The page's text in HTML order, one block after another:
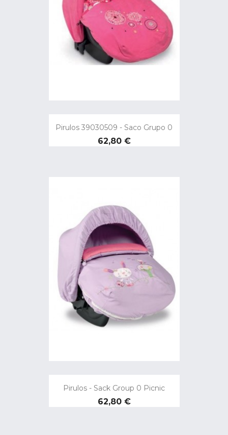
Pirulos 39030509 - Saco Grupo 0
Preço
62,80 €
Pirulos - Sack Group 0 Picnic
Preço
62,80 €